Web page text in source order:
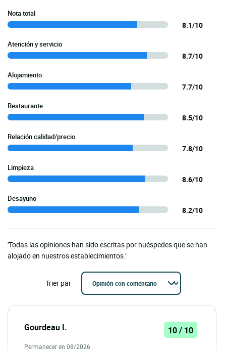
Nota total
8.1/10
Atención y servicio
8.7/10
Alojamiento
7.7/10
Restaurante
8.5/10
Relación calidad/precio
7.8/10
Limpieza
8.6/10
Desayuno
8.2/10
'Todas las opiniones han sido escritas por huéspedes que se han
alojado en nuestros establecimientos.'
Trier par
Gourdeau I. 10 / 10
Permanecer en 08/2026